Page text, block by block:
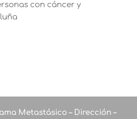
con cáncer y
Metastásico – Dirección –